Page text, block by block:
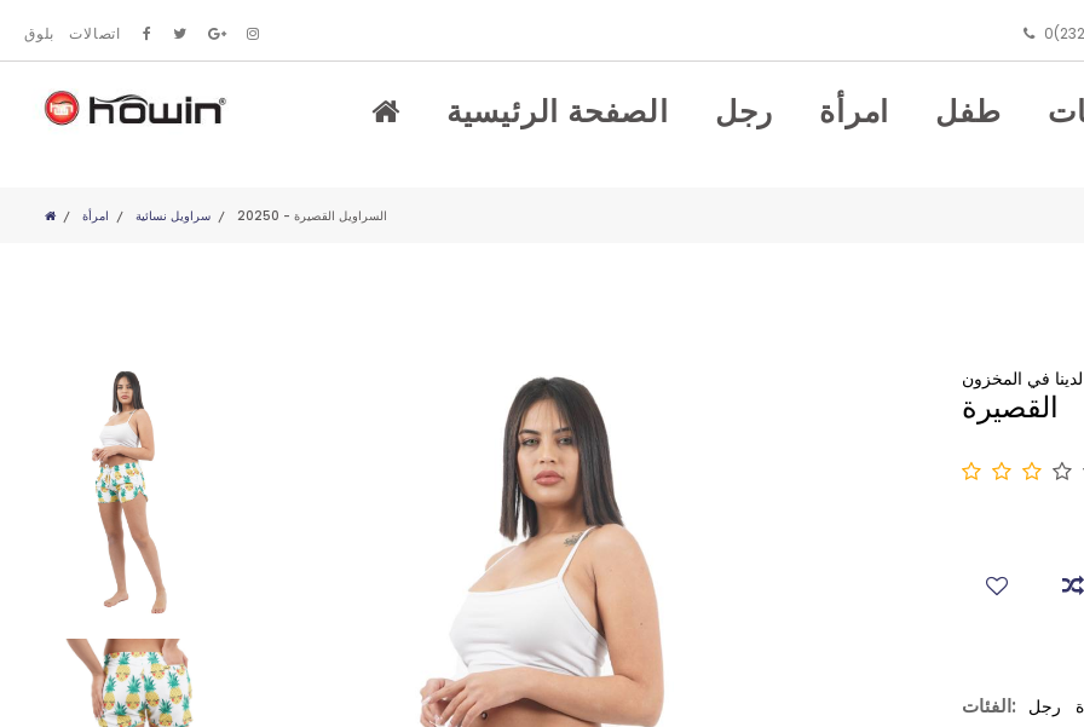
بلوق اتصالات
الصفحة الرئيسية رجل امرأة طفل
امرأة سراويل نسائية 20250 - السراويل القصيرة
لدينا في المخزون
القصيرة
الفئات: رجل